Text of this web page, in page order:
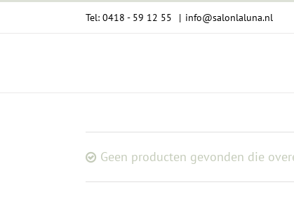
Tel: 0418 - 59 12 55 | info@salonlaluna.nl
Geen producten gevonden die